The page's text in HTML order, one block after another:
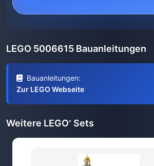
LEGO 5006615 Bauanleitungen
Bauanleitungen:
Zur LEGO Webseite
Weitere LEGO® Sets